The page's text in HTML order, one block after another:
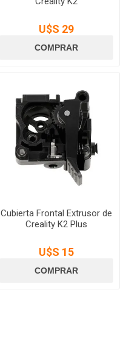
U$S 29
Cubierta Frontal Extrusor de
Creality K2 Plus
U$S 15